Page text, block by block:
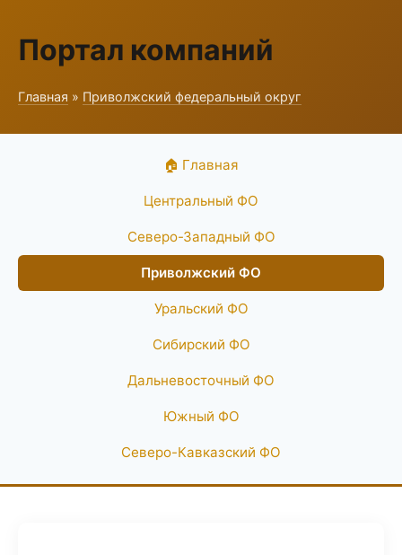
Портал компаний
Главная » Приволжский федеральный округ
🏠 Главная
Центральный ФО
Северо-Западный ФО
Приволжский ФО
Уральский ФО
Сибирский ФО
Дальневосточный ФО
Южный ФО
Северо-Кавказский ФО